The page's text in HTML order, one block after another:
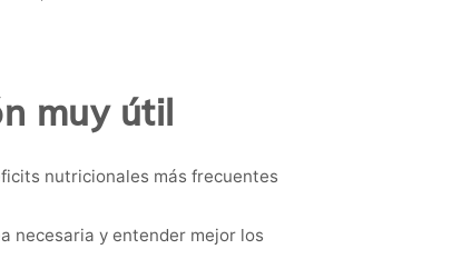
muy útil
nutricionales más frecuentes
necesaria y entender mejor los